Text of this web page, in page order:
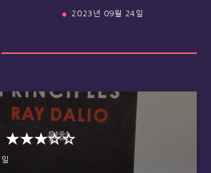
2023년 09월 24일
★★★☆☆